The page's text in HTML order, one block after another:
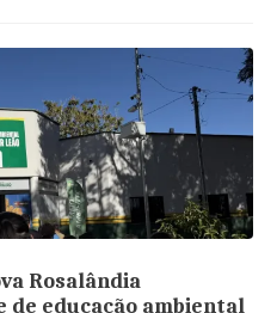
Rosalândia
educação ambiental